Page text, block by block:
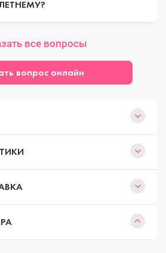
все вопросы
вопрос онлайн